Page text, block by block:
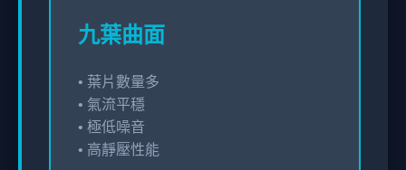
九葉曲面
• 葉片數量多
• 氣流平穩
• 極低噪音
• 高靜壓性能